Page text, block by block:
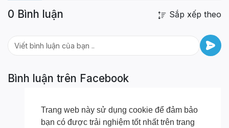
Trang web này sử dụng cookie để đảm bảo
bạn có được trải nghiệm tốt nhất trên trang
0 Bình luận Sắp xếp theo
Bình luận trên Facebook